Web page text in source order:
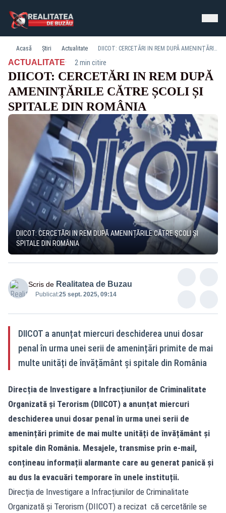
Acasă Știri Actualitate DIICOT: CERCETĂRI IN REM DUPĂ AMENINȚĂRILE CĂTRE ȘCOLI ȘI SPITALE DIN ROMÂNIA
ACTUALITATE· 2 min citire
DIICOT: CERCETĂRI IN REM DUPĂ
AMENINȚĂRILE CĂTRE ȘCOLI ȘI
SPITALE DIN ROMÂNIA
DIICOT: CERCETĂRI IN REM DUPĂ AMENINȚĂRILE CĂTRE ȘCOLI ȘI
SPITALE DIN ROMÂNIA
Scris de Realitatea de Buzau
Publicat:25 sept. 2025, 09:14
DIICOT a anunțat miercuri deschiderea unui dosar
penal în urma unei serii de amenințări primite de mai
multe unități de învățământ și spitale din România
Direcția de Investigare a Infracțiunilor de Criminalitate
Organizată și Terorism (DIICOT) a anunțat miercuri
deschiderea unui dosar penal în urma unei serii de
amenințări primite de mai multe unități de învățământ și
spitale din România. Mesajele, transmise prin e-mail,
conțineau informații alarmante care au generat panică și
au dus la evacuări temporare în unele instituții.
Direcția de Investigare a Infracțiunilor de Criminalitate
Organizată și Terorism (DIICOT) a recizat că cercetările se